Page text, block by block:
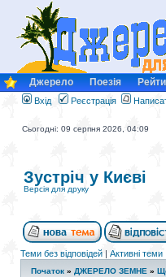
Джерело Поезія
Вхід Реєстрація
Сьогодні: 09 серпня 2026, 04:09
Зустріч у Києві
Версія для друку
Теми без відповідей | Активні теми
Початок » ДЖЕРЕЛО ЗЕМНЕ »